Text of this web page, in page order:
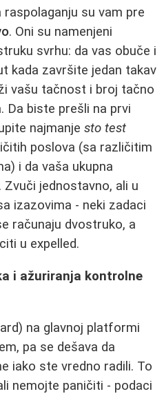
raspolaganju su vam pre
. Oni su namenjeni
svrhu: da vas obuče i
kada završite jedan takav
vašu tačnost i broj tačno
Da biste prešli na prvi
najmanje sto test
poslova (sa različitim
i da vaša ukupna
jednostavno, ali u
izazovima - neki zadaci
računaju dvostruko, a
u expelled.
i ažuriranja kontrolne
na glavnoj platformi
pa se dešava da
iako ste vredno radili. To
nemojte paničiti - podaci